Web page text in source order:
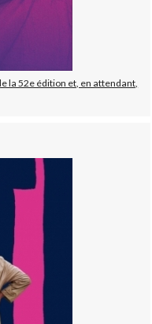
la 52e édition et, en attendant,